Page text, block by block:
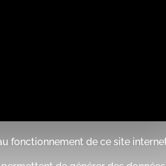
fonctionnement de ce site